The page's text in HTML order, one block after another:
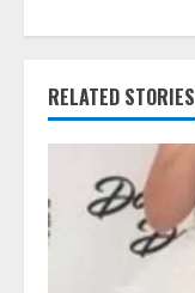
a
i
RELATED STORIES